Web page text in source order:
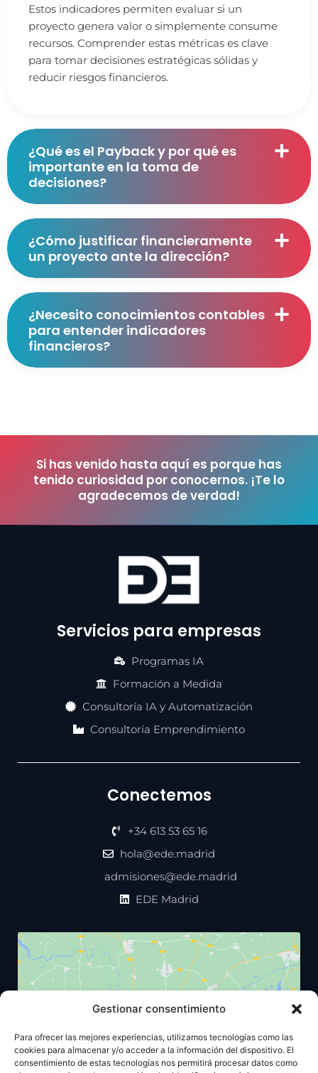
Gestionar consentimiento
Para ofrecer las mejores experiencias, utilizamos tecnologías como las
cookies para almacenar y/o acceder a la información del dispositivo. El
consentimiento de estas tecnologías nos permitirá procesar datos como
Estos indicadores permiten evaluar si un
proyecto genera valor o simplemente consume
recursos. Comprender estas métricas es clave
para tomar decisiones estratégicas sólidas y
reducir riesgos financieros.
¿Qué es el Payback y por qué es
importante en la toma de
decisiones?
¿Cómo justificar financieramente
un proyecto ante la dirección?
¿Necesito conocimientos contables
para entender indicadores
financieros?
Si has venido hasta aquí es porque has
tenido curiosidad por conocernos. ¡Te lo
agradecemos de verdad!
Servicios para empresas
Programas IA
Formación a Medida
Consultoría IA y Automatización
Consultoría Emprendimiento
Conectemos
+34 613 53 65 16
hola@ede.madrid
admisiones@ede.madrid
EDE Madrid
marketing y permitir este contenido